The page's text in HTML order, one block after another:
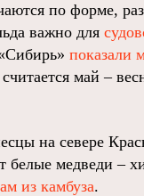
по форме,
важно для
показали
май –
на севере
белые медведи –
из камбуза.